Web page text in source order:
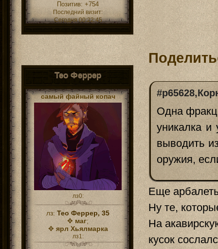
Позитив: +754
Последний визит:
Сегодня 00:22:45
Тео Феррер
самый файный копач
лз0:
лз: Тео Феррер, 35
✥ маг;
✥ ярл Хьялмарка
лз1:
Одна
уникалка и
выводить
оружия,
Еще
Ну те,
На
кусок